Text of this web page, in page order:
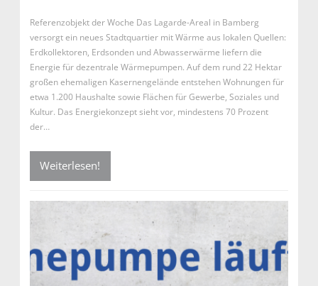
Referenzobjekt der Woche Das Lagarde-Areal in Bamberg
versorgt ein neues Stadtquartier mit Wärme aus lokalen Quellen:
Erdkollektoren, Erdsonden und Abwasserwärme liefern die
Energie für dezentrale Wärmepumpen. Auf dem rund 22 Hektar
großen ehemaligen Kasernengelände entstehen Wohnungen für
etwa 1.200 Haushalte sowie Flächen für Gewerbe, Soziales und
Kultur. Das Energiekonzept sieht vor, mindestens 70 Prozent
der…
Weiterlesen!